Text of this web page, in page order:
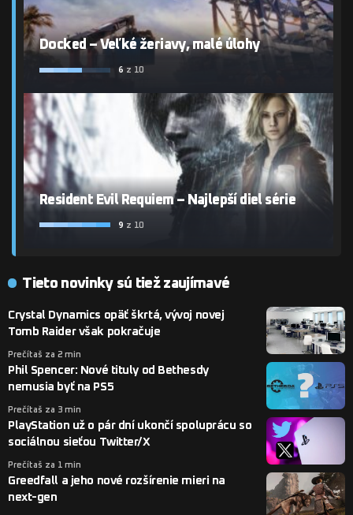
Docked – Veľké žeriavy, malé úlohy
6 z 10
Resident Evil Requiem – Najlepší diel série
9 z 10
Tieto novinky sú tiež zaujímavé
Crystal Dynamics opäť škrtá, vývoj novej
Tomb Raider však pokračuje
Prečítaš za 2 min
Phil Spencer: Nové tituly od Bethesdy
nemusia byť na PS5
Prečítaš za 3 min
PlayStation už o pár dní ukončí spoluprácu so
sociálnou sieťou Twitter/X
Prečítaš za 1 min
Greedfall a jeho nové rozšírenie mieri na
next-gen